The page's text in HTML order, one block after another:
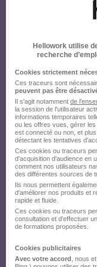
Hellowork utilise
recherche
Cookies strictement
Ces traceurs sont
peuvent pas être
Il s'agit notamment de
la session de l'utilisateur
informations temporaires
ou les offres vues, gérer
est connecté ou non, et
détectant les tentatives
Ces cookies ou traceurs
d'acquisition d'audience en
comment nos utilisateurs
des différentes sources de
Ils nous permettent
d'améliorer nos produits et
rapide et fluide.
Ces cookies ou traceurs
consultation et d'effectuer
de formations proposées.
Cookies publicitaires
Avec votre accord , nous